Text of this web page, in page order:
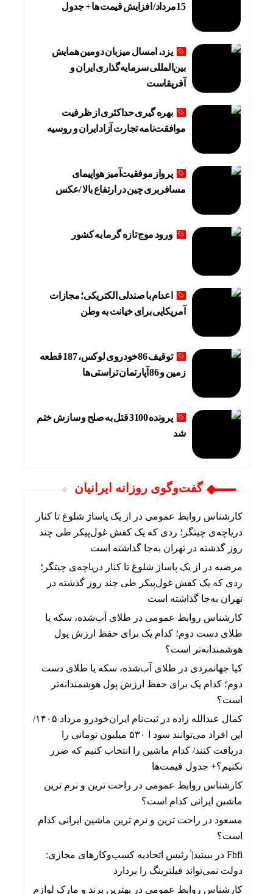
15مرداد/ افزایش قیمت ها + جدول
یزد، امسال میزبان دومین همایش
بین‌المللی سرمایه‌گذاری ایران و
آفریقاست
بهره گیری حداکثری از ظرفیت
موافقت‌نامه تجارت آزاد ایران و روسیه
پرواز موفقیت‌آمیز هواپیمای
مسافربری چین در ارتفاع بالا /عکس
ورود موج تازه گرما به کشور
اعدام با صندلی الکتریکی؛ مجازات
آمریکایی برای خیانت به وطن
توقیف 86خودروی لوکس، 187 قطعه
زمین و 86 آپارتمان تراستی‌ها
پرونده 3100 قتل به صلح و سازش ختم
شد
گفت‌وگوی روزانه ایرانیان
کارشناس روابط عمومی در
از یک پاساژ شلوغ تا کنار
دریاچه‌ی چیتگر؛ ردی که یک کفش غول‌پیکر طی چند
روز گذشته در تهران به‌جا گذاشته است
مرضیه در
از یک پاساژ شلوغ تا کنار دریاچه‌ی چیتگر؛
ردی که یک کفش غول‌پیکر طی چند روز گذشته در
تهران به‌جا گذاشته است
کارشناس روابط عمومی در طلای آب‌شده، سکه یا
طلای دست دوم؛ کدام یک برای حفظ ارزش پول
هوشمندانه‌تر است؟
کیا جهانمردی در طلای آب‌شده، سکه یا طلای دست
دوم؛ کدام یک برای حفظ ارزش پول هوشمندانه‌تر
است؟
کمال عبدالله زاده در
ثبت‌نام ایران‌خودرو مرداد ۱۴۰۵/
این افراد می‌توانند سود ا ۵۳۰ میلیون تومانی را
دریافت کنند/ کدام ماشین را انتخاب کنیم که ضرر
نکنیم؟+ جدول قیمت‌ها
کارشناس روابط عمومی در راحت ترین و نرم ترین
ماشین ایرانی کدام است؟
مسعود در راحت ترین و نرم ترین ماشین ایرانی کدام
است؟
Fhfi در ببینید| ٰرئیس اتحادیه کسب‌وکارهای مجازی:
دولت نمی‌تواند فیلترینگ را بردارد
کارشناس روابط عمومی در بهترین برند و مارک لوازم